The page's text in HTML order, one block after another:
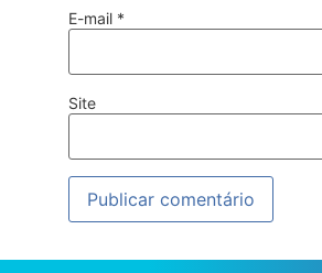
E-mail *
Site